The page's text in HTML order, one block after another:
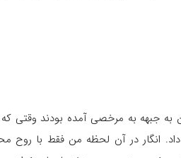
به جبهه به مرخصی آمده بودند وقتی
در آن لحظه من فقط با روح